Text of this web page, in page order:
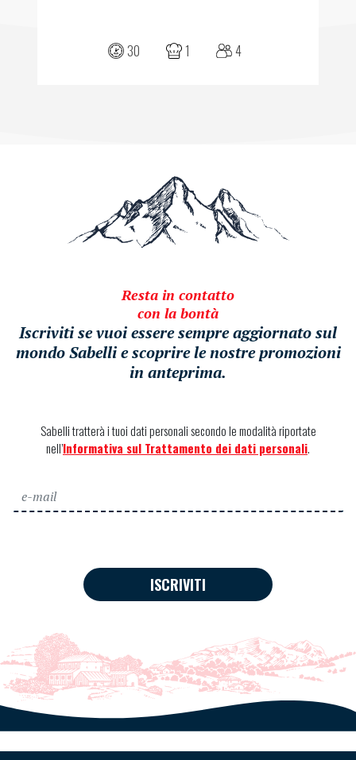
30 1 4
Resta in contatto
con la bontà
Iscriviti se vuoi essere sempre aggiornato sul
mondo Sabelli e scoprire le nostre promozioni
in anteprima.
Sabelli tratterà i tuoi dati personali secondo le modalità riportate
nell’Informativa sul Trattamento dei dati personali.
ISCRIVITI